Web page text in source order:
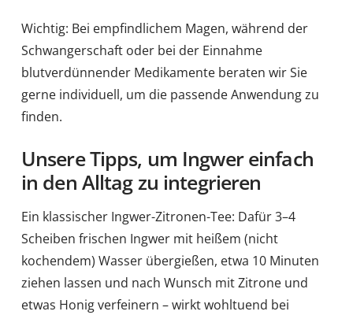
Wichtig: Bei empfindlichem Magen, während der
Schwangerschaft oder bei der Einnahme
blutverdünnender Medikamente beraten wir Sie
gerne individuell, um die passende Anwendung zu
finden.
Unsere Tipps, um Ingwer einfach
in den Alltag zu integrieren
Ein klassischer Ingwer-Zitronen-Tee: Dafür 3–4
Scheiben frischen Ingwer mit heißem (nicht
kochendem) Wasser übergießen, etwa 10 Minuten
ziehen lassen und nach Wunsch mit Zitrone und
etwas Honig verfeinern – wirkt wohltuend bei